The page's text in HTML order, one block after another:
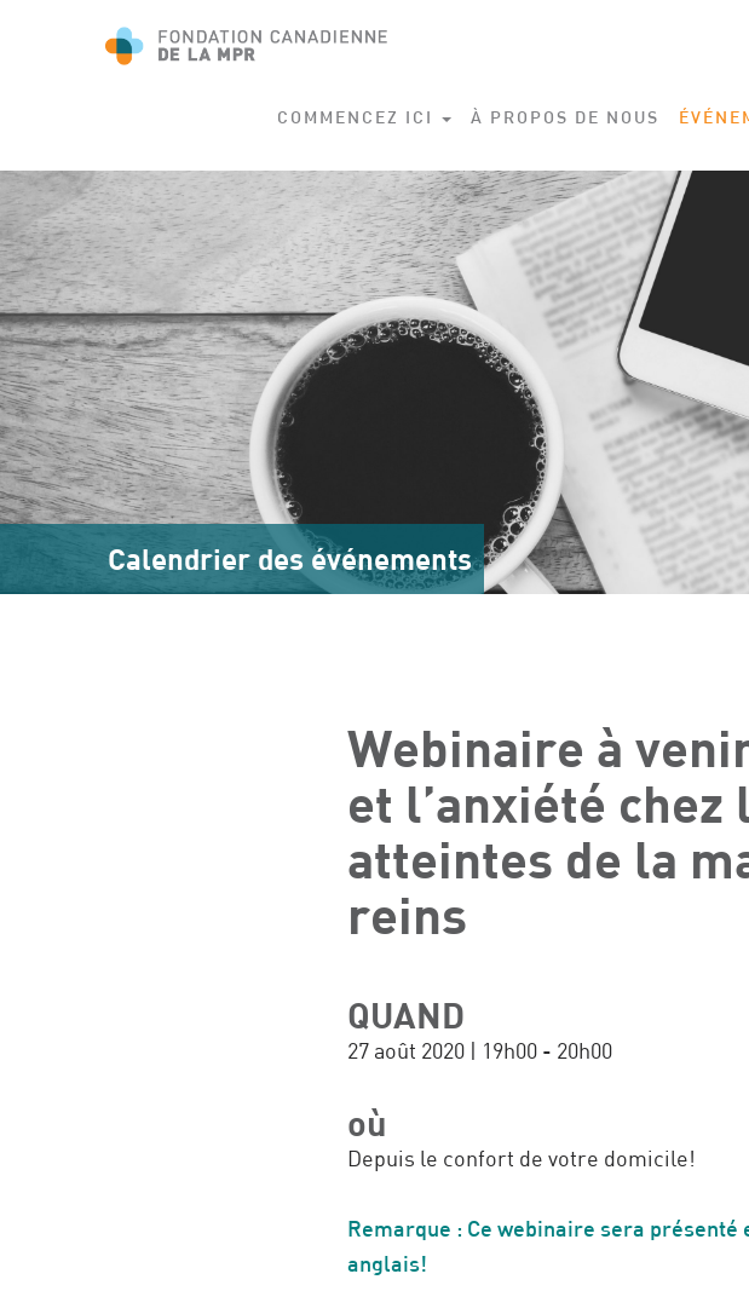
COMMENCEZ ICI À PROPOS DE NOUS
Calendrier des événements
Webinaire à
et l’anxiété
atteintes de la
reins
QUAND
27 août 2020 | 19h00 - 20h00
où
Depuis le confort de votre domicile!
Remarque : Ce webinaire sera présenté
anglais!